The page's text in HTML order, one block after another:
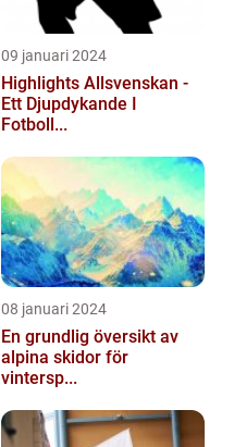
09 januari 2024
Highlights Allsvenskan -
Ett Djupdykande I
Fotboll...
08 januari 2024
En grundlig översikt av
alpina skidor för
vintersp...